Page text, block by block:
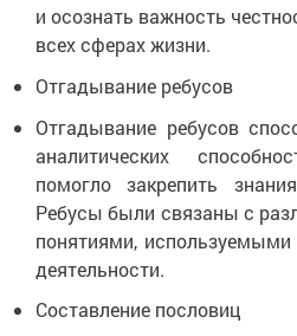
и осознать важность
всех сферах жизни.
Отгадывание ребусов
Отгадывание ребусов
аналитических
помогло закрепить
Ребусы были связаны с
понятиями, используемыми
деятельности.
Составление пословиц